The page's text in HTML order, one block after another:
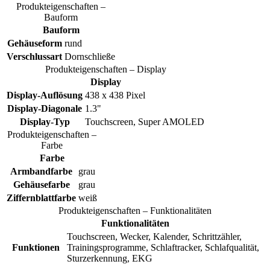
Produkteigenschaften –
Bauform
Bauform
Gehäuseform rund
Verschlussart Dornschließe
Produkteigenschaften – Display
Display
Display-Auflösung 438 x 438 Pixel
Display-Diagonale 1.3"
Display-Typ
Touchscreen, Super AMOLED
Produkteigenschaften –
Farbe
Farbe
Armbandfarbe
grau
Gehäusefarbe
grau
Ziffernblattfarbe weiß
Produkteigenschaften – Funktionalitäten
Funktionalitäten
Funktionen
Touchscreen, Wecker, Kalender, Schrittzähler,
Trainingsprogramme, Schlaftracker, Schlafqualität,
Sturzerkennung, EKG